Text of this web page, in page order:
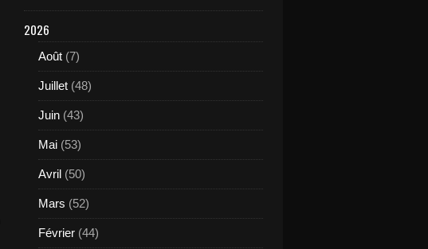
2026
Août (7)
Juillet (48)
Juin (43)
Mai (53)
Avril (50)
Mars (52)
Février (44)